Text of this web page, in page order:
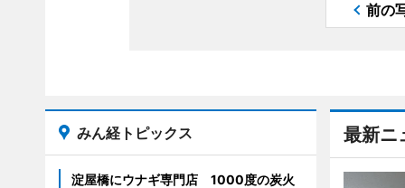
前の
最新ニ
みん経トピックス
淀屋橋にウナギ専門店 1000度の炭火